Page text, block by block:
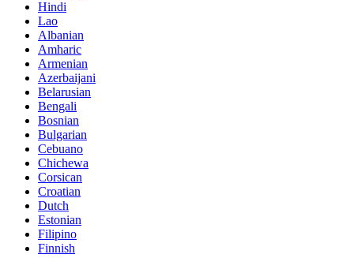
Hindi
Lao
Albanian
Amharic
Armenian
Azerbaijani
Belarusian
Bengali
Bosnian
Bulgarian
Cebuano
Chichewa
Corsican
Croatian
Dutch
Estonian
Filipino
Finnish